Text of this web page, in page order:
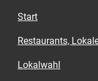
Start
Restaurants,
Lokalwahl